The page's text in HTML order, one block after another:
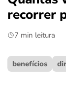
crédito fácil
últimas
ferramentas
recorrer
7 min leitura
benefícios